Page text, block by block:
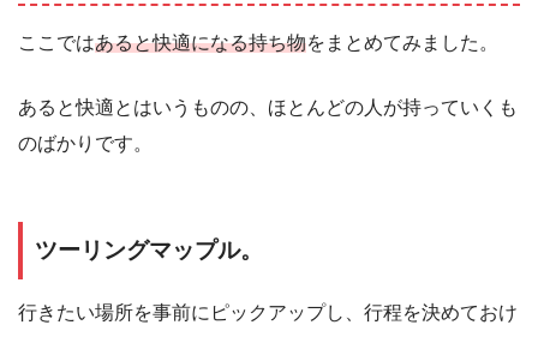
ここではあると快適になる持ち物をまとめてみました。
あると快適とはいうものの、ほとんどの人が持っていくも
のばかりです。
ツーリングマップル。
行きたい場所を事前にピックアップし、行程を決めておけ